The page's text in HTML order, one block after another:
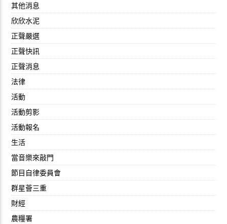
其他消息
欣欣水泥
正聲嚴選
正聲快訊
正聲消息
法律
活動
活動剪影
活動報名
生活
當音樂來敲門
節目自律委員會
群星薈三重
財經
農糧署